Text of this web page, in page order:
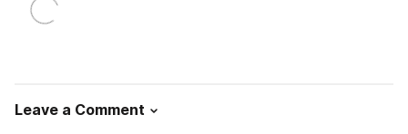
Leave a Comment